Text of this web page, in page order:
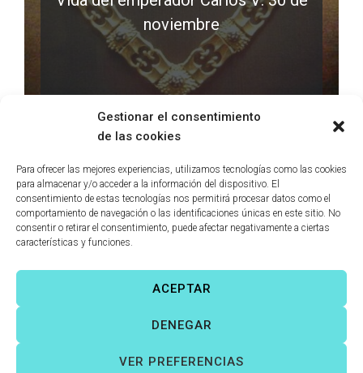
Gestionar el consentimiento
de las cookies
Para ofrecer las mejores experiencias, utilizamos tecnologías como las cookies
para almacenar y/o acceder a la información del dispositivo. El
consentimiento de estas tecnologías nos permitirá procesar datos como el
comportamiento de navegación o las identificaciones únicas en este sitio. No
consentir o retirar el consentimiento, puede afectar negativamente a ciertas
características y funciones.
ACEPTAR
DENEGAR
VER PREFERENCIAS
noviembre
0 comments
Víctor Fernández Correas
Todos los derechos reservados. |
|Política de cookies